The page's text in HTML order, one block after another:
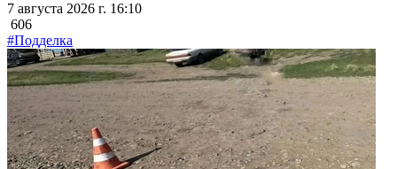
7 августа 2026 г. 16:10
606
#Подделка